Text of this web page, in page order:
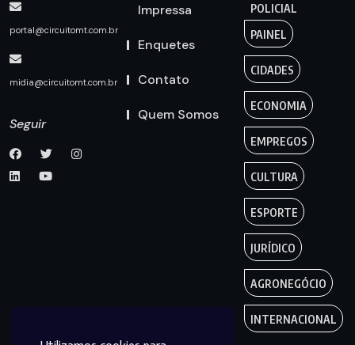
portal@circuitomt.com.br
midia@circuitomt.com.br
Seguir
Impressa
Enquetes
Contato
Quem Somos
POLICIAL
PAINEL
CIDADES
ECONOMIA
EMPREGOS
CULTURA
ESPORTE
JURÍDICO
AGRONEGÓCIO
INTERNACIONAL